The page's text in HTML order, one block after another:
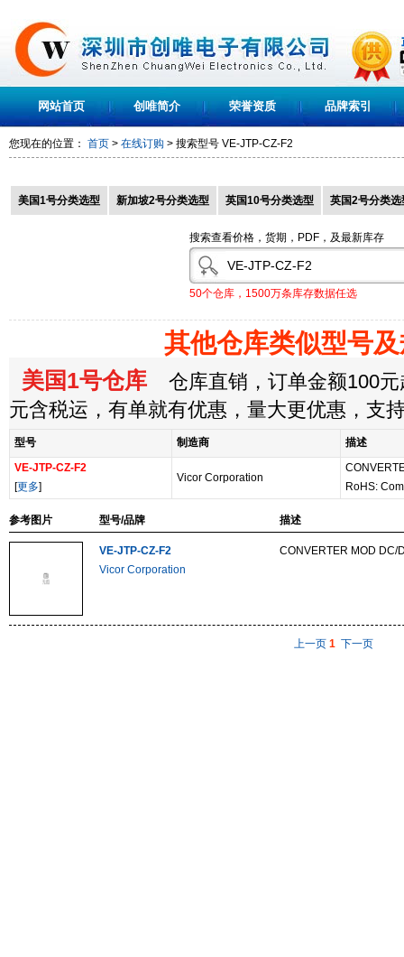
网站首页 创唯简介 荣誉资质 品牌索引
您现在的位置： 首页 > 在线订购 > 搜索型号 VE-JTP-CZ-F2
美国1号分类选型 新加坡2号分类选型 英国10号分类选型 英国2号分类选
搜索查看价格，货期，PDF，及最新库存
50个仓库，1500万条库存数据任选
其他仓库类似型号
美国1号仓库 仓库直销，订单金额100元
元含税运，有单就有优惠，量大更优惠，支
型号 制造商
描述
VE-JTP-CZ-F2
[更多]
Vicor Corporation
RoHS:
参考图片 型号/品牌 描述
VE-JTP-CZ-F2
Vicor Corporation
CONVERTER MOD DC/
上一页 1 下一页